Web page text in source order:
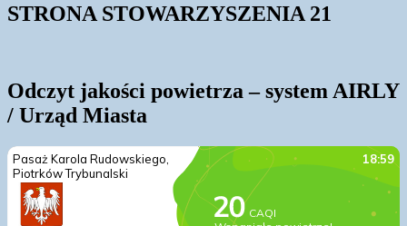
STRONA STOWARZYSZENIA 21
Odczyt jakości powietrza – system AIRLY
/ Urząd Miasta